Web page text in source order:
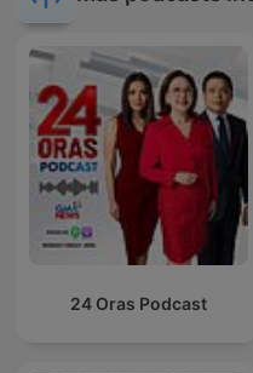
24 Oras Podcast